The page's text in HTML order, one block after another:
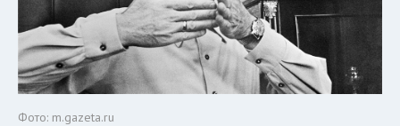
Фото: m.gazeta.ru